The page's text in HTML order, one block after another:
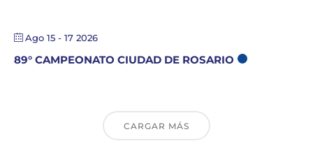
Ago 15 - 17 2026
89° CAMPEONATO CIUDAD DE ROSARIO
CARGAR MÁS